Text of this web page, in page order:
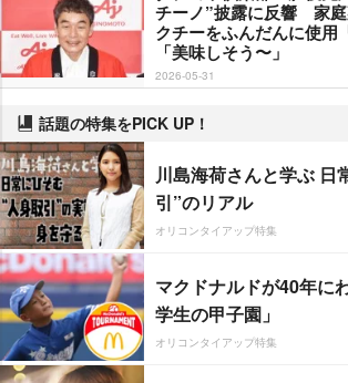
チーノ”披露に反響 家
クチーをふんだんに使用
「美味しそう〜」
2026-05-31
話題の特集をPICK UP！
川島海荷さんと学ぶ 日
引”のリアル
オリコンタイアップ特集
マクドナルドが40年に
学生の甲子園」
オリコンタイアップ特集